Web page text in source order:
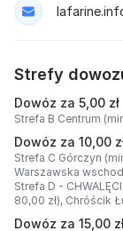
Strefy
Dowóz za 5,00 zł
Strefa B Centrum
Dowóz za 10,00
Strefa C Górczyn
Warszawska
Strefa D -
80,00 zł), Chróścik
Dowóz za 15,00